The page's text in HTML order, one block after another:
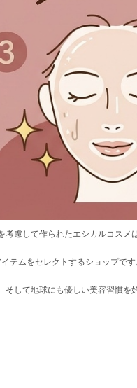
慮して作られたエシカルコスメ
テムをセレクトするショップです
して地球にも優しい美容習慣を